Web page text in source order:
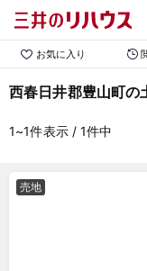
お気に入り
西春日井郡豊山町の
1~1件表示/ 1件中
売地